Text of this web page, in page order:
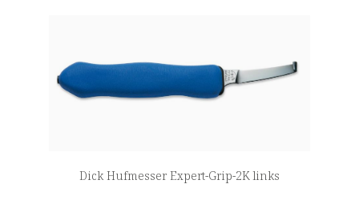
Dick Hufmesser Expert-Grip-2K links